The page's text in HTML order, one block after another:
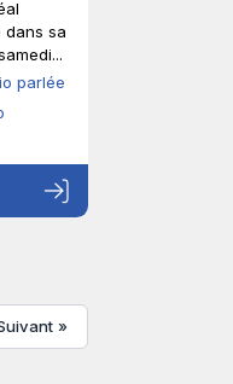
dans sa
parlée
»